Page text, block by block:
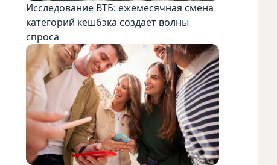
Исследование ВТБ: ежемесячная смена
категорий кешбэка создает волны
спроса